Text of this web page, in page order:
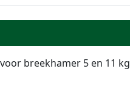
breekhamer 5 en 11 kg